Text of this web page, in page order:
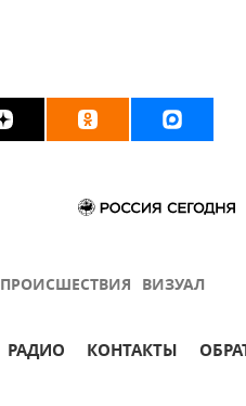
ПРОИСШЕСТВИЯ ВИЗУАЛ
РАДИО КОНТАКТЫ